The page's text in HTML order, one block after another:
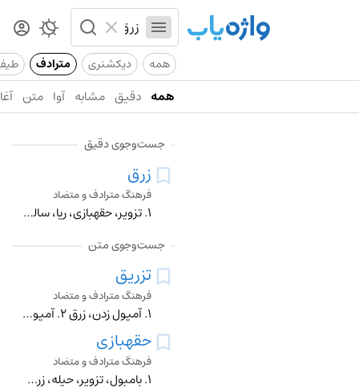
همه دیکشنری مترادف
همه دقیق مشابه آوا متن
جست‌وجوی دقیق
زرق
فرهنگ مترادف و متضاد
۱. تزویر، حقهبازی، ریا، سالوس، ظاهرنمایی، فریب ۲. تزریق
جست‌وجوی متن
تزریق
فرهنگ مترادف و متضاد
۱. آمپول زدن، زرق ۲. آمپولزنی ۳. تنقیه
حقهبازی
فرهنگ مترادف و متضاد
۱. بامبول، تزویر، حیله، زرق، سالوسی، شیادی، فریب، کلک، مکر ۲. شعبدهبازی، تردستی